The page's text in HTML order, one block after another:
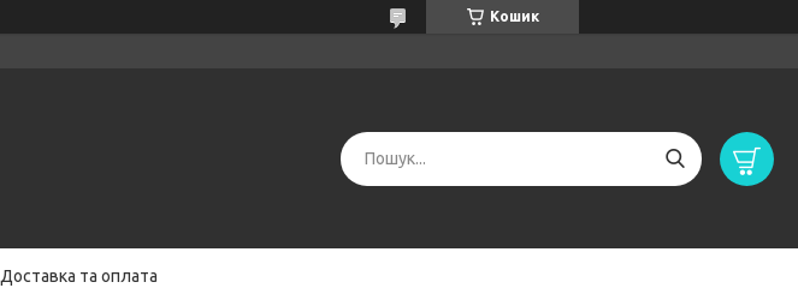
Кошик
Доставка та оплата